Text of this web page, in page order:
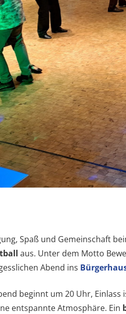
Spaß und Gemeinschaft
aus. Unter dem Motto
Abend ins
beginnt um 20 Uhr, Einlass
entspannte Atmosphäre. Ein